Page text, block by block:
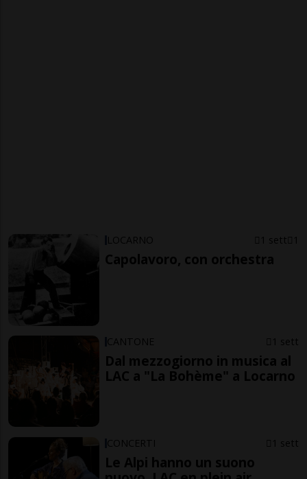
LOCARNO 1 sett 1
Capolavoro, con orchestra
CANTONE 1 sett
Dal mezzogiorno in musica al
LAC a "La Bohème" a Locarno
CONCERTI 1 sett
Le Alpi hanno un suono